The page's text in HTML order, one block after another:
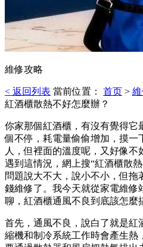
維修攻略
< 返回列表 當前位置： 首页 >
紅酒櫃散熱不好怎麼辦？
你家那個紅酒櫃，有沒有覺得它
個不停，耗電量偷偷增加，摸一
人，但裡面的溫度呢，又好像
遇到這情況，網上搜“紅酒櫃散
問題說大不大，說小不小，但
錢維修了。我今天就從家電維修
聊，紅酒櫃通風不良到底該怎麼
首先，通風不良，說白了就是紅
縮機和制冷系統工作時會產生熱